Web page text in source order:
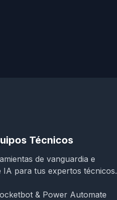
Técnicos
de vanguardia e
IA para tus expertos técnicos.
& Power Automate